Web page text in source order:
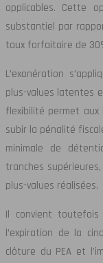
applicables. Cette
substantiel par
taux forfaitaire de
L’exonération
plus-values latentes
flexibilité permet aux
subir la pénalité
minimale de
tranches
plus-values réalisées.
Il convient
l’expiration de la
clôture du PEA et